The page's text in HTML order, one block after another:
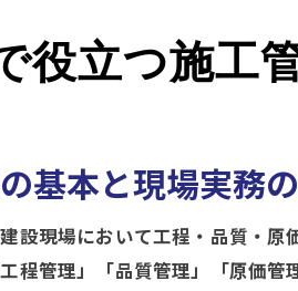
役立つ施工
基本と現場実務
設現場において工程・品質・
程管理」「品質管理」「原価管